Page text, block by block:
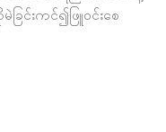
ခြင်းကင်၍ဖြူဝင်းစေ